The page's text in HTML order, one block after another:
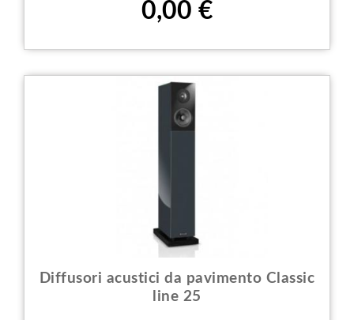
0,00 €
Diffusori acustici da pavimento Classic
line 25